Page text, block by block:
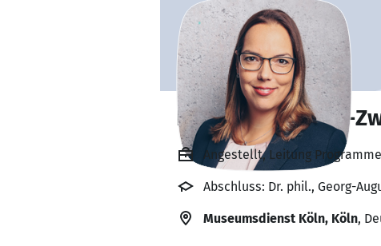
Dr. Marion Hesse-
Angestellt, Leitung
Abschluss: Dr. phil., Georg-
Museumsdienst Köln, Köln,